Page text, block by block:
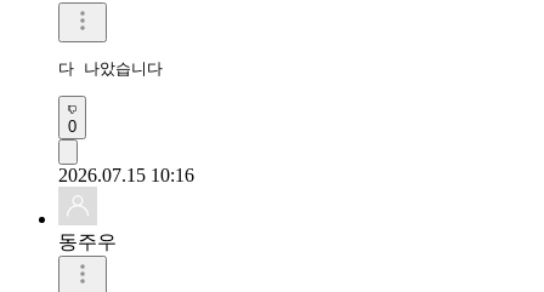
다 나았습니다
0
2026.07.15 10:16
동주우